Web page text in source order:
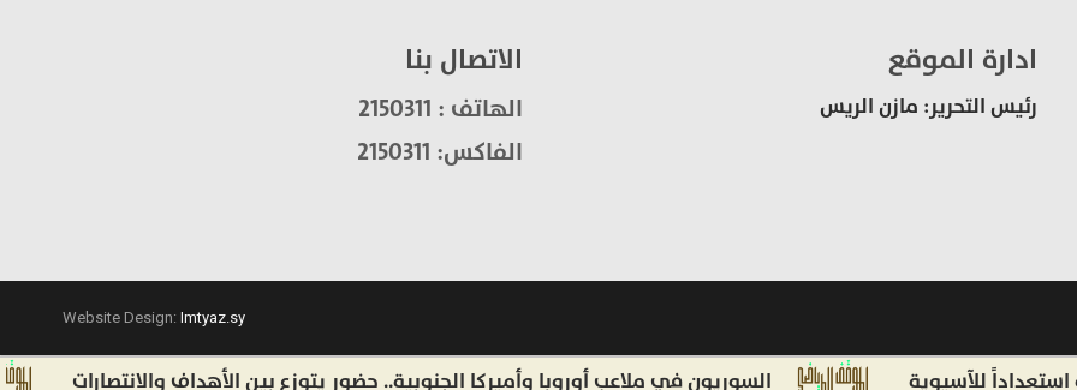
ادارة الموقع
رئيس التحرير: مازن الريس
الاتصال بنا
الهاتف : 2150311
الفاكس: 2150311
Website Design: Imtyaz.sy
للآسيوية السوريون في ملاعب أوروبا وأميركا الجنوبية.. حضور يتوزع بين الأهداف والانتصارات